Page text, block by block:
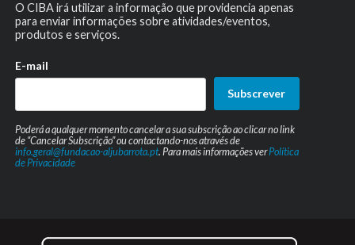
O CIBA irá utilizar a informação que providencia apenas
para enviar informações sobre atividades/eventos,
produtos e serviços.
E-mail
Subscrever
Poderá a qualquer momento cancelar a sua subscrição ao clicar no link
de “Cancelar Subscrição” ou contactando-nos através de
info.geral@fundacao-aljubarrota.pt. Para mais informações verPolítica
de Privacidade